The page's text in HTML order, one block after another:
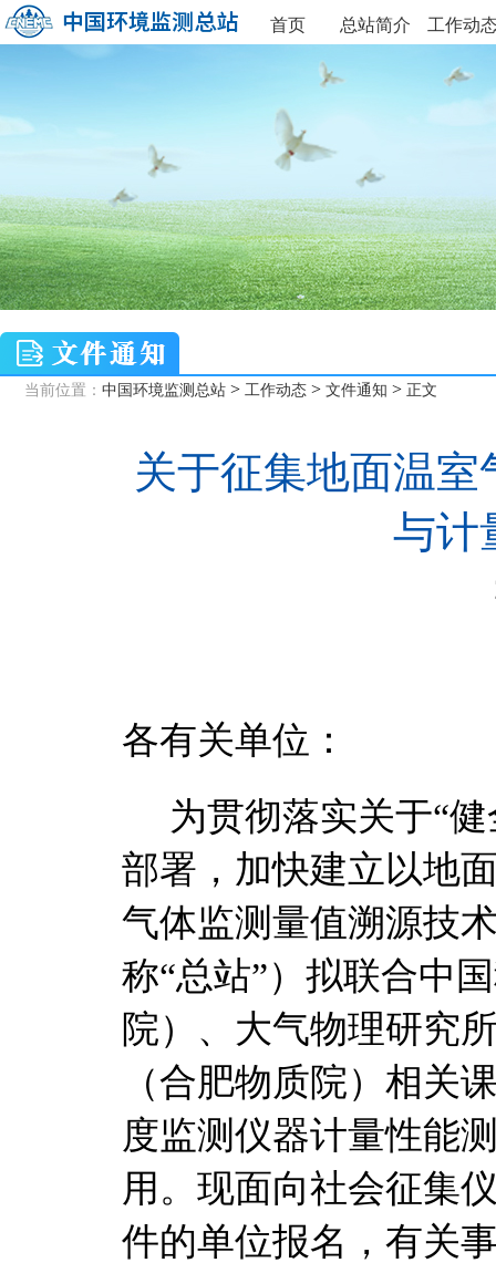
首页 总站简介 工作动
当前位置： 中国环境监测总站 > 工作动态 > 文件通知 > 正文
关于征集地面温
与计
各有关单位：
为贯彻落实关于“
部署，加快建立以地
气体监测量值溯源技
称“总站”）拟联合中
院）、大气物理研究
（合肥物质院）相关
度监测仪器计量性能
用。现面向社会征集
件的单位报名，有关